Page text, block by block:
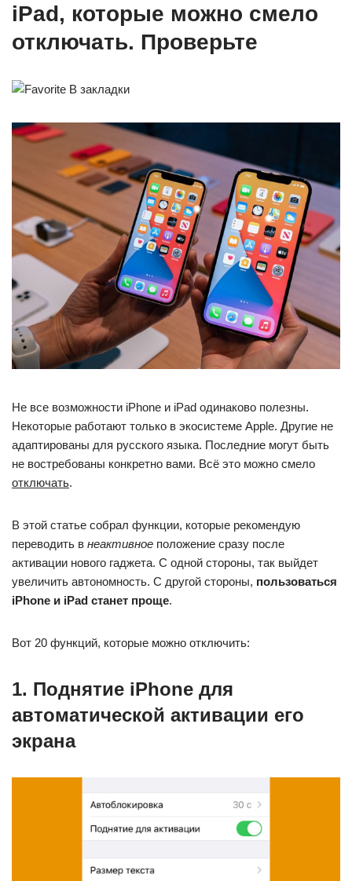
iPad, которые можно смело
отключать. Проверьте
В закладки
Не все возможности iPhone и iPad одинаково полезны.
Некоторые работают только в экосистеме Apple. Другие не
адаптированы для русского языка. Последние могут быть
не востребованы конкретно вами. Всё это можно смело
отключать.
В этой статье собрал функции, которые рекомендую
переводить в неактивное положение сразу после
активации нового гаджета. С одной стороны, так выйдет
увеличить автономность. С другой стороны, пользоваться
iPhone и iPad станет проще.
Вот 20 функций, которые можно отключить:
1. Поднятие iPhone для
автоматической активации его
экрана